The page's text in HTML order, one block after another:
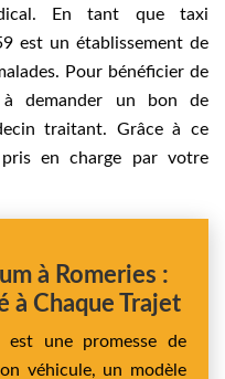
En tant que taxi
est un établissement de
Pour bénéficier de
à demander un bon de
traitant. Grâce à ce
en charge par votre
à Romeries :
Chaque Trajet
une promesse de
véhicule, un modèle